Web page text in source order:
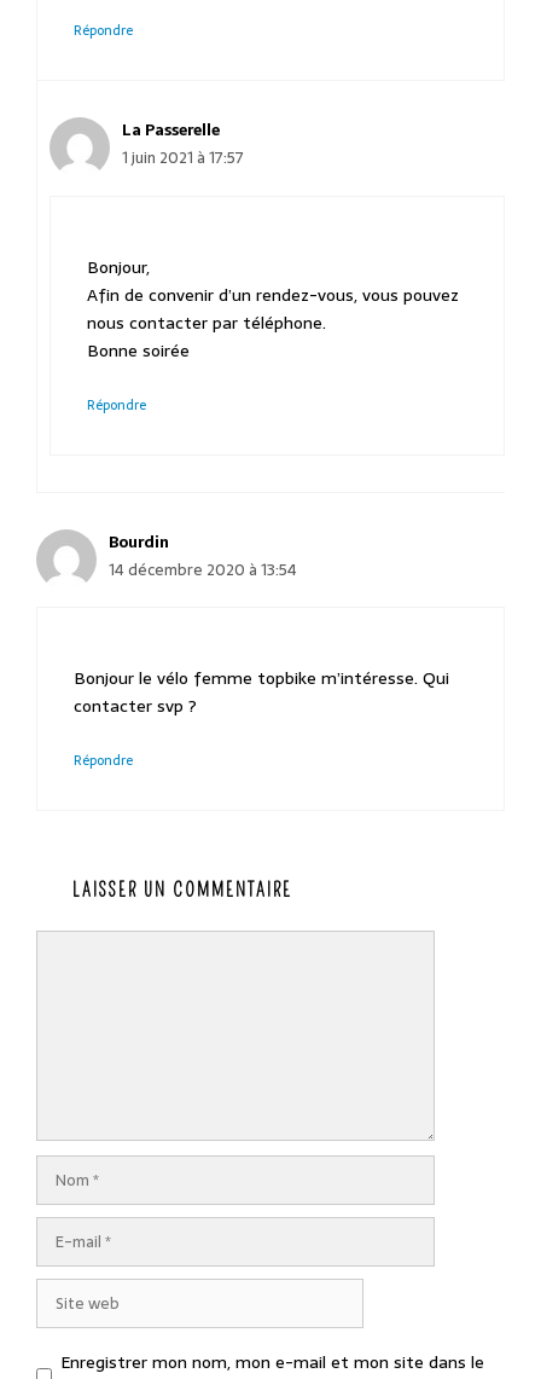
Répondre
La Passerelle
1 juin 2021 à 17:57
Bonjour,
Afin de convenir d’un rendez-vous, vous pouvez
nous contacter par téléphone.
Bonne soirée
Répondre
Bourdin
14 décembre 2020 à 13:54
Bonjour le vélo femme topbike m’intéresse. Qui
contacter svp ?
Répondre
LAISSER UN COMMENTAIRE
mail
web
Enregistrer mon nom, mon e-mail et mon site dans le